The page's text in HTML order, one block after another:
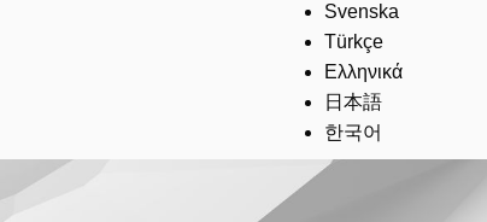
Svenska
Türkçe
Ελληνικά
日本語
한국어